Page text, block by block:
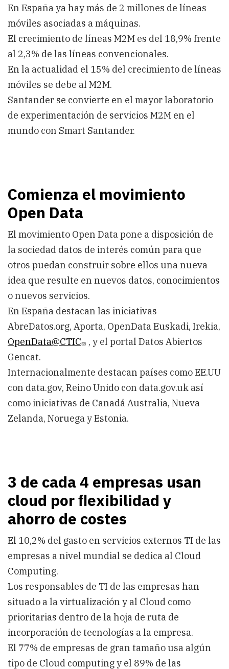
En España ya hay más de 2 millones de líneas
móviles asociadas a máquinas.
El crecimiento de líneas M2M es del 18,9% frente
al 2,3% de las líneas convencionales.
En la actualidad el 15% del crecimiento de líneas
móviles se debe al M2M.
Santander se convierte en el mayor laboratorio
de experimentación de servicios M2M en el
mundo con Smart Santander.
Comienza el movimiento
Open Data
El movimiento Open Data pone a disposición de
la sociedad datos de interés común para que
otros puedan construir sobre ellos una nueva
idea que resulte en nuevos datos, conocimientos
o nuevos servicios.
En España destacan las iniciativas
AbreDatos.org, Aporta, OpenData Euskadi, Irekia,
OpenData@CTIC
, y el portal Datos Abiertos
Gencat.
Internacionalmente destacan países como EE.UU
con data.gov, Reino Unido con data.gov.uk así
como iniciativas de Canadá Australia, Nueva
Zelanda, Noruega y Estonia.
3 de cada 4 empresas usan
cloud por ﬂexibilidad y
ahorro de costes
El 10,2% del gasto en servicios externos TI de las
empresas a nivel mundial se dedica al Cloud
Computing.
Los responsables de TI de las empresas han
situado a la virtualización y al Cloud como
prioritarias dentro de la hoja de ruta de
incorporación de tecnologías a la empresa.
El 77% de empresas de gran tamaño usa algún
tipo de Cloud computing y el 89% de las